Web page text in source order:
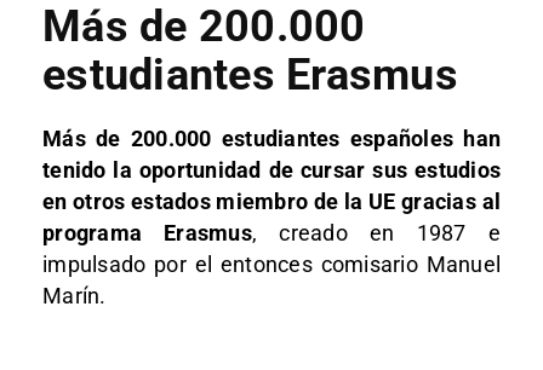
Más de 200.000
estudiantes Erasmus
Más de 200.000 estudiantes españoles han
tenido la oportunidad de cursar sus estudios
en otros estados miembro de la UE gracias al
programa Erasmus, creado en 1987 e
impulsado por el entonces comisario Manuel
Marín.